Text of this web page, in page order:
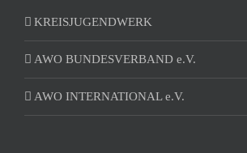
KREISJUGENDWERK
AWO BUNDESVERBAND e.V.
AWO INTERNATIONAL e.V.